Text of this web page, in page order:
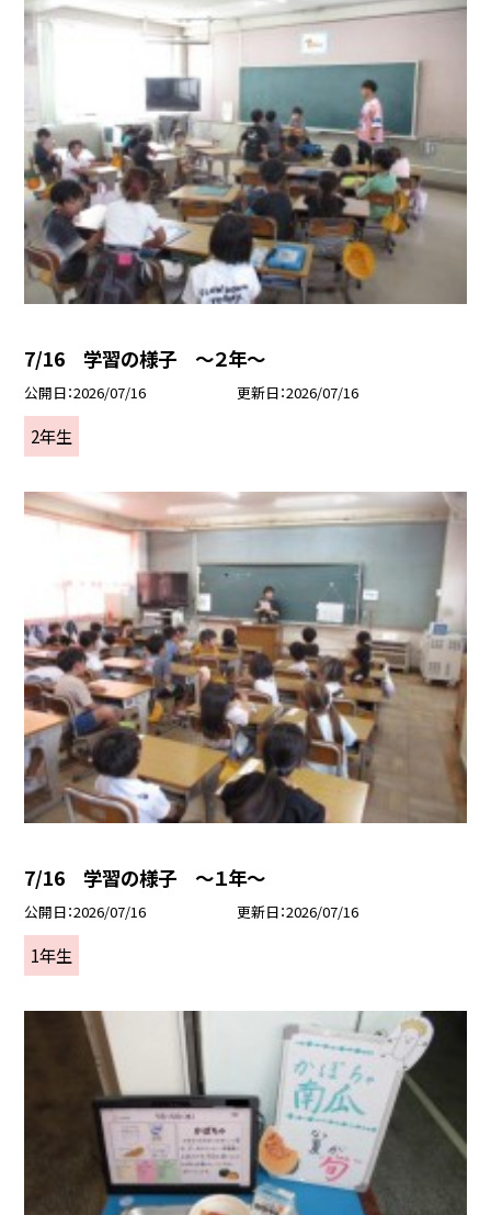
7/16 学習の様子 ～２年～
公開日 2026/07/16 更新日 2026/07/16
2年生
7/16 学習の様子 ～１年～
公開日 2026/07/16 更新日 2026/07/16
1年生